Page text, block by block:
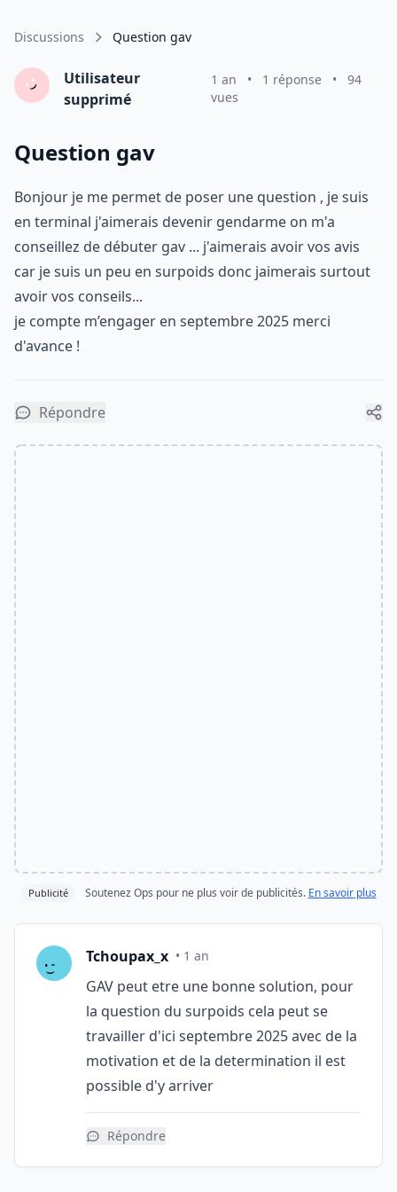
Discussions Question gav
Utilisateur
supprimé
1 an • 1 réponse •
94
vues
Question gav
Bonjour je me permet de poser une question , je suis
en terminal j'aimerais devenir gendarme on m'a
conseillez de débuter gav ... j'aimerais avoir vos avis
car je suis un peu en surpoids donc jaimerais surtout
avoir vos conseils...
je compte m’engager en septembre 2025 merci
d'avance !
Répondre
Publicité Soutenez Ops pour ne plus voir de publicités. En savoir plus
Tchoupax_x • 1 an
GAV peut etre une bonne solution, pour
la question du surpoids cela peut se
travailler d'ici septembre 2025 avec de la
motivation et de la determination il est
possible d'y arriver
Répondre